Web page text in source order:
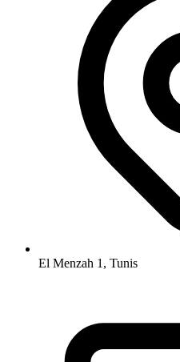
El Menzah 1, Tunis